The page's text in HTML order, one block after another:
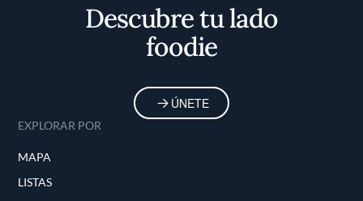
Descubre tu lado
foodie
ÚNETE
EXPLORAR POR
MAPA
LISTAS